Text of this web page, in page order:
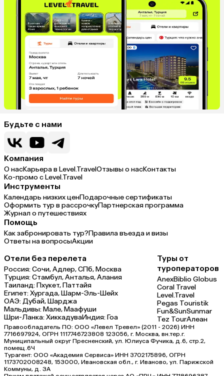
Будьте с нами
Компания
О насКарьера в Level.TravelОтзывы о насКонтакты
Ко-промо с Level.Travel
Инструменты
Календарь низких ценПодарочные сертификаты
Оформить тур в рассрочкуПартнерская программа
Журнал о путешествиях
Помощь
Как забронировать тур?Правила въезда и визы
Ответы на вопросыАкции
Отели без перелета
Россия:Сочи,Адлер,СПб,Москва
Турция:Стамбул,Анталья,Алания
Таиланд:Пхукет,Паттайя
Египет:Хургада,Шарм-Эль-Шейх
ОАЭ:Дубай,Шарджа
Мальдивы:Мале,Маафуши
Шри-Ланка:ХиккадуваИндия:Гоа
Туры от
туроператоров
AnexBiblio Globus
Coral Travel
Level.Travel
Pegas Touristik
Fun&SunSunmar
Tez TourАлеан
Правообладатель ПО: ООО «Левел Тревел» (2011 - 2026) ИНН
7716697924, ОГРН 1117746723808 123056, г. Москва, вн.тер.г.
Муниципальный округ Пресненский, ул. Юлиуса Фучика, д.6, стр.2,
помещ.6Ч
Турагент: ООО «Академия Сервиса» ИНН 3702175896, ОГРН
1173702008248, 153000, Ивановская обл., г. Иваново, ул. Парижской
Коммуны, д. ЗА